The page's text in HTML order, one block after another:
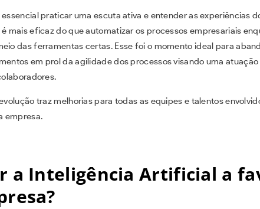
praticar uma escuta ativa e entender as experiências
mais eficaz do que automatizar os processos empresariais
das ferramentas certas. Esse foi o momento ideal para
em prol da agilidade dos processos visando uma atuação
traz melhorias para todas as equipes e talentos
empresa.
a Inteligência Artificial a